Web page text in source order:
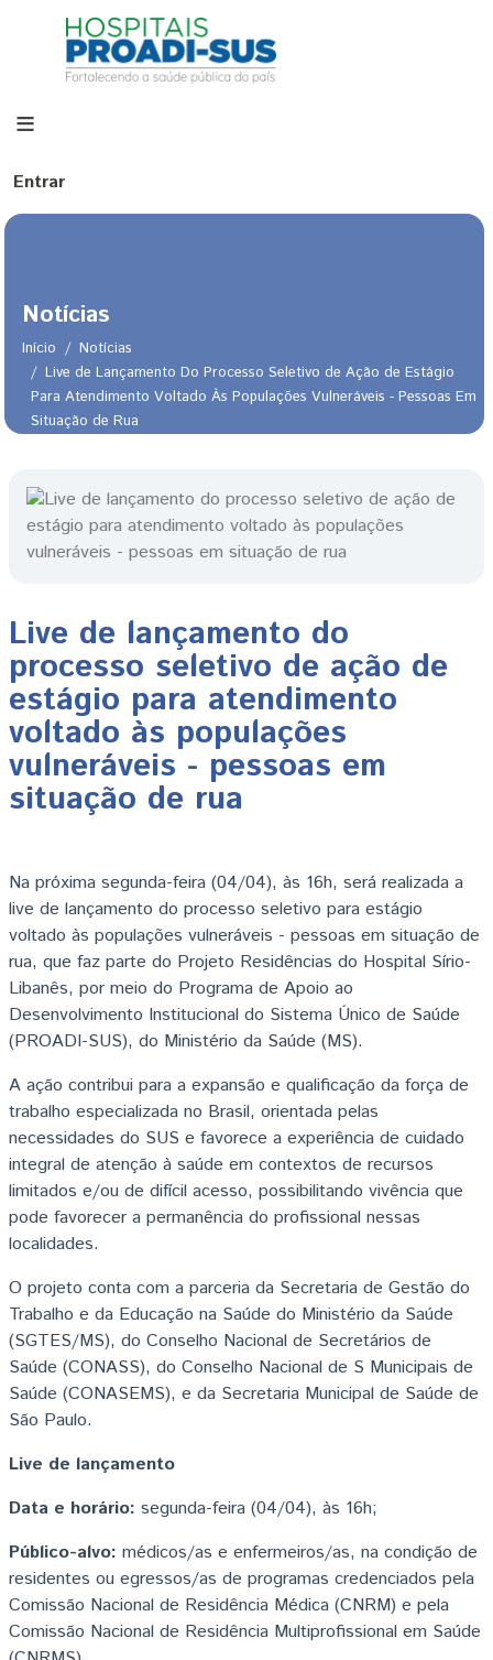
Pular para o conteúdo principal
Menu de conta de usuário
Entrar
Notícias
Trilha de navegação
Início
Notícias
Live de Lançamento Do Processo Seletivo de Ação de Estágio
Para Atendimento Voltado Às Populações Vulneráveis - Pessoas Em
Situação de Rua
Live de lançamento do
processo seletivo de ação de
estágio para atendimento
voltado às populações
vulneráveis - pessoas em
situação de rua
Na próxima segunda-feira (04/04), às 16h, será realizada a
live de lançamento do processo seletivo para estágio
voltado às populações vulneráveis - pessoas em situação de
rua, que faz parte do Projeto Residências do Hospital Sírio-
Libanês, por meio do Programa de Apoio ao
Desenvolvimento Institucional do Sistema Único de Saúde
(PROADI-SUS), do Ministério da Saúde (MS).
A ação contribui para a expansão e qualificação da força de
trabalho especializada no Brasil, orientada pelas
necessidades do SUS e favorece a experiência de cuidado
integral de atenção à saúde em contextos de recursos
limitados e/ou de difícil acesso, possibilitando vivência que
pode favorecer a permanência do profissional nessas
localidades.
O projeto conta com a parceria da Secretaria de Gestão do
Trabalho e da Educação na Saúde do Ministério da Saúde
(SGTES/MS), do Conselho Nacional de Secretários de
Saúde (CONASS), do Conselho Nacional de S Municipais de
Saúde (CONASEMS), e da Secretaria Municipal de Saúde de
São Paulo.
Live de lançamento
Data e horário: segunda-feira (04/04), às 16h;
Público-alvo: médicos/as e enfermeiros/as, na condição de
residentes ou egressos/as de programas credenciados pela
Comissão Nacional de Residência Médica (CNRM) e pela
Comissão Nacional de Residência Multiprofissional em Saúde